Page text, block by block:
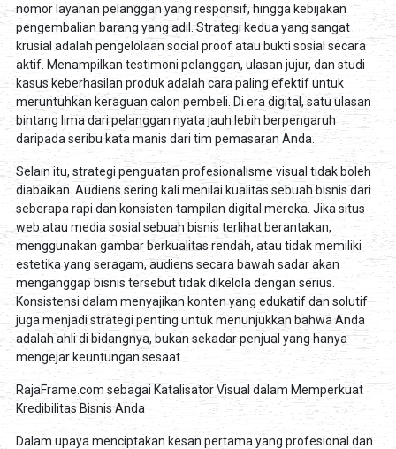
nomor layanan pelanggan yang responsif, hingga kebijakan
pengembalian barang yang adil. Strategi kedua yang sangat
krusial adalah pengelolaan social proof atau bukti sosial secara
aktif. Menampilkan testimoni pelanggan, ulasan jujur, dan studi
kasus keberhasilan produk adalah cara paling efektif untuk
meruntuhkan keraguan calon pembeli. Di era digital, satu ulasan
bintang lima dari pelanggan nyata jauh lebih berpengaruh
daripada seribu kata manis dari tim pemasaran Anda.
Selain itu, strategi penguatan profesionalisme visual tidak boleh
diabaikan. Audiens sering kali menilai kualitas sebuah bisnis dari
seberapa rapi dan konsisten tampilan digital mereka. Jika situs
web atau media sosial sebuah bisnis terlihat berantakan,
menggunakan gambar berkualitas rendah, atau tidak memiliki
estetika yang seragam, audiens secara bawah sadar akan
menganggap bisnis tersebut tidak dikelola dengan serius.
Konsistensi dalam menyajikan konten yang edukatif dan solutif
juga menjadi strategi penting untuk menunjukkan bahwa Anda
adalah ahli di bidangnya, bukan sekadar penjual yang hanya
mengejar keuntungan sesaat.
RajaFrame.com sebagai Katalisator Visual dalam Memperkuat
Kredibilitas Bisnis Anda
Dalam upaya menciptakan kesan pertama yang profesional dan